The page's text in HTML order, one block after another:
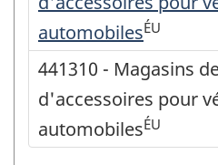
automobilesÉU
441310 - Magasins
d'accessoires pour
automobilesÉU